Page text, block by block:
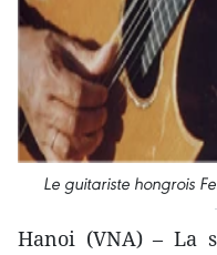
Le guitariste hongrois
Hanoi (VNA) – La